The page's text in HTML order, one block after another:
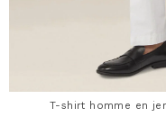
T-shirt homme en